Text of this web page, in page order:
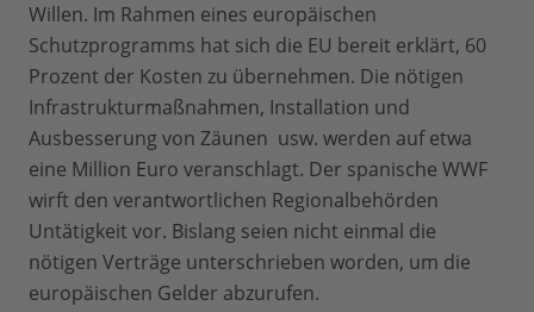
Willen. Im Rahmen eines europäischen
Schutzprogramms hat sich die EU bereit erklärt, 60
Prozent der Kosten zu übernehmen. Die nötigen
Infrastrukturmaßnahmen, Installation und
Ausbesserung von Zäunen usw. werden auf etwa
eine Million Euro veranschlagt. Der spanische WWF
wirft den verantwortlichen Regionalbehörden
Untätigkeit vor. Bislang seien nicht einmal die
nötigen Verträge unterschrieben worden, um die
europäischen Gelder abzurufen.